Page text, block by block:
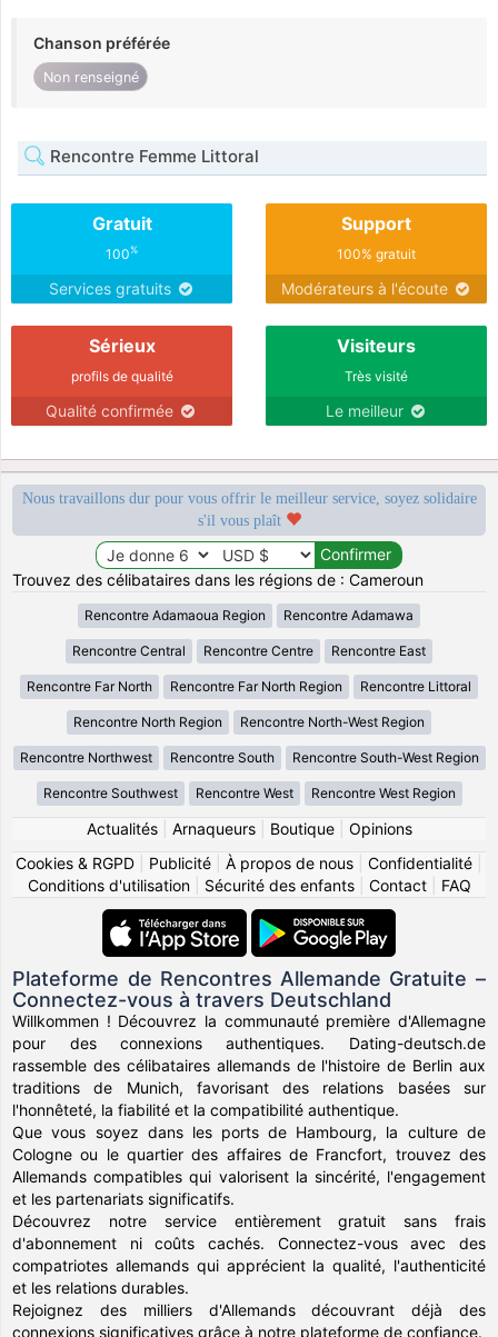
Chanson préférée
Non renseigné
Rencontre Femme Littoral
Gratuit
100%
Services gratuits
Support
100% gratuit
Modérateurs à l'écoute
Sérieux
profils de qualité
Qualité confirmée
Visiteurs
Très visité
Le meilleur
Nous travaillons dur pour vous offrir le meilleur service, soyez solidaire
s'il vous plaît
Trouvez des célibataires dans les régions de : Cameroun
Rencontre Adamaoua Region Rencontre Adamawa
Rencontre Central Rencontre Centre Rencontre East
Rencontre Far North Rencontre Far North Region Rencontre Littoral
Rencontre North Region Rencontre North-West Region
Rencontre Northwest Rencontre South Rencontre South-West Region
Rencontre Southwest Rencontre West Rencontre West Region
Actualités| Arnaqueurs| Boutique| Opinions
Cookies & RGPD
Publicité À propos de nous Confidentialité
Conditions d'utilisation| Sécurité des enfants| Contact| FAQ
Plateforme de Rencontres Allemande Gratuite –
Connectez-vous à travers Deutschland
Willkommen ! Découvrez la communauté première d'Allemagne
pour des connexions authentiques. Dating-deutsch.de
rassemble des célibataires allemands de l'histoire de Berlin aux
traditions de Munich, favorisant des relations basées sur
l'honnêteté, la fiabilité et la compatibilité authentique.
Que vous soyez dans les ports de Hambourg, la culture de
Cologne ou le quartier des affaires de Francfort, trouvez des
Allemands compatibles qui valorisent la sincérité, l'engagement
et les partenariats significatifs.
Découvrez notre service entièrement gratuit sans frais
d'abonnement ni coûts cachés. Connectez-vous avec des
compatriotes allemands qui apprécient la qualité, l'authenticité
et les relations durables.
Rejoignez des milliers d'Allemands découvrant déjà des
connexions significatives grâce à notre plateforme de confiance.